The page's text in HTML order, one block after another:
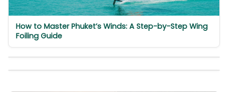
How to Master Phuket’s Winds: A Step-by-Step Wing
Foiling Guide